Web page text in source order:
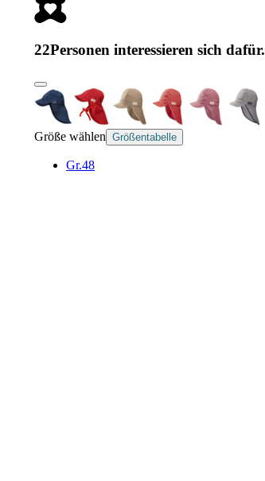
22Personen interessieren sich dafür.
Größe wählen Größentabelle
Gr.48